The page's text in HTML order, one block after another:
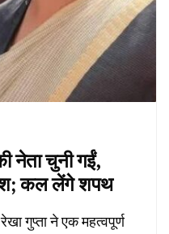
नेता चुनी गईं,
पेश; कल लेंगे शपथ
गुप्ता ने एक महत्वपूर्ण